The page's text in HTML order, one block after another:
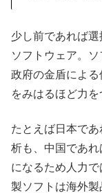
少し前であれば
ソフトウェア。
政府の金盾によ
をみはるほど力を
たとえば日本で
析も、中国であ
になるため人力
製ソフトは海外製